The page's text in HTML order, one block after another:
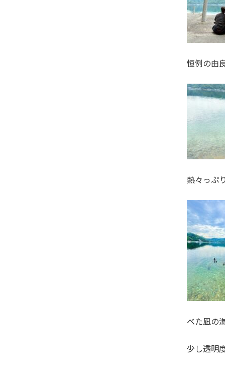
恒例の由
熱々っぷ
べた凪の
少し透明